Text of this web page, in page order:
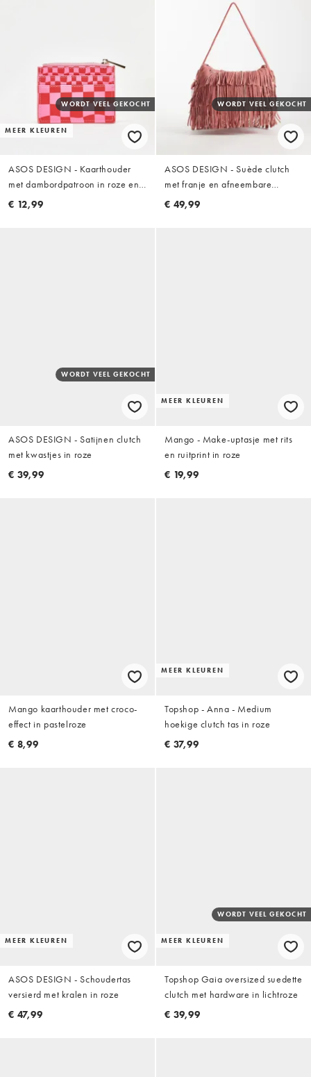
MEER KLEUREN
WORDT VEEL GEKOCHT
ASOS DESIGN - Kaarthouder
met dambordpatroon in roze en
rood
€ 12,99
WORDT VEEL GEKOCHT
ASOS DESIGN - Suède clutch
met franje en afneembare
schouderband in oudroze
€ 49,99
WORDT VEEL GEKOCHT
ASOS DESIGN - Satijnen clutch
met kwastjes in roze
€ 39,99
MEER KLEUREN
Mango - Make-uptasje met rits
en ruitprint in roze
€ 19,99
Mango kaarthouder met croco-
effect in pastelroze
€ 8,99
MEER KLEUREN
Topshop - Anna - Medium
hoekige clutch tas in roze
€ 37,99
MEER KLEUREN
ASOS DESIGN - Schoudertas
versierd met kralen in roze
€ 47,99
MEER KLEUREN
WORDT VEEL GEKOCHT
Topshop Gaia oversized suedette
clutch met hardware in lichtroze
€ 39,99